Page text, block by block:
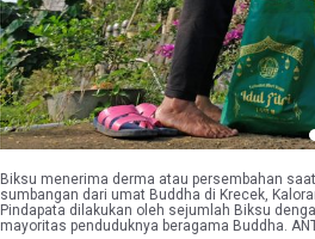
Biksu menerima derma atau persembahan
sumbangan dari umat Buddha di Krecek,
Pindapata dilakukan oleh sejumlah Biksu
mayoritas penduduknya beragama Buddha.